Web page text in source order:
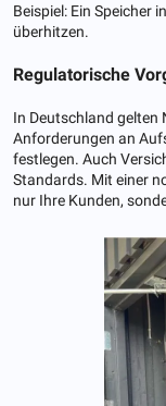
Beispiel: Ein Speicher
überhitzen.
Regulatorische
In Deutschland gelten
Anforderungen an
festlegen. Auch
Standards. Mit einer
nur Ihre Kunden,